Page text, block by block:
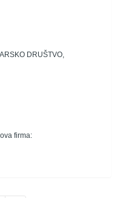
DRUŠTVO,
firma: